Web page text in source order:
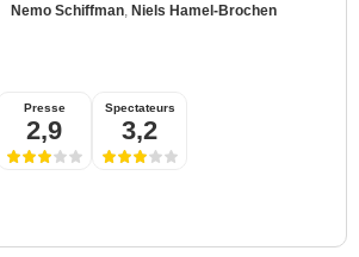
Nemo Schiffman Niels Hamel-Brochen
Presse
2,9
Spectateurs
3,2